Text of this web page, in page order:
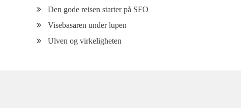
Den gode reisen starter på SFO
Visebasaren under lupen
Ulven og virkeligheten